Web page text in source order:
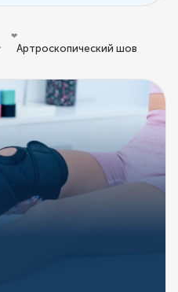
Артроскопический шов